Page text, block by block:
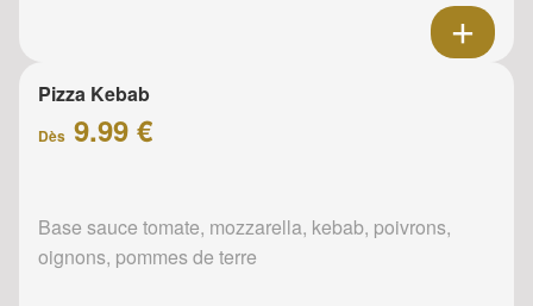
Pizza Kebab
Dès 9.99 €
Base sauce tomate, mozzarella, kebab, poivrons,
oignons, pommes de terre